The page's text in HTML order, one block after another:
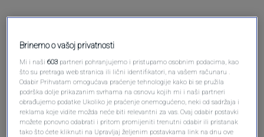
Oglas
Brinemo o vašoj privatnosti
Mi i naši603 partneri pohranjujemo i pristupamo osobnim podacima, kao
što su pretraga web stranica ili lični identifikatori, na vašem računaru .
Odabir Prihvatam omogućava praćenje tehnologije kako bi se pružila
podrška dolje prikazanim svrhama na osnovu kojih mi i naši partneri
obrađujemo podatke Ukoliko je praćenje onemogućeno, neki od sadržaja i
reklama koje vidite možda neće biti relevantni za vas. Ovaj odabir postavki
možete ponovno odabrati i pritom promijeniti trenutni odabir ili pristanak
tako što ćete kliknuti na Upravljaj željenim postavkama link na dnu ove